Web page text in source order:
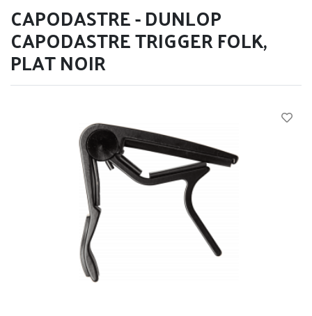
CAPODASTRE - DUNLOP
CAPODASTRE TRIGGER FOLK,
PLAT NOIR